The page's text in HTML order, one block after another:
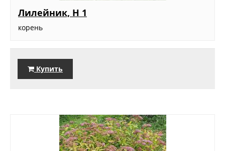
Лилейник, Н 1
корень
Купить